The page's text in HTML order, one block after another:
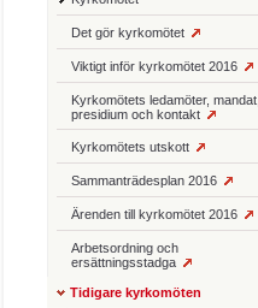
Det gör kyrkomötet
Viktigt inför kyrkomötet 2016
Kyrkomötets ledamöter, mandat,
presidium och kontakt
Kyrkomötets utskott
Sammanträdesplan 2016
Ärenden till kyrkomötet 2016
Arbetsordning och
ersättningsstadga
Tidigare kyrkomöten